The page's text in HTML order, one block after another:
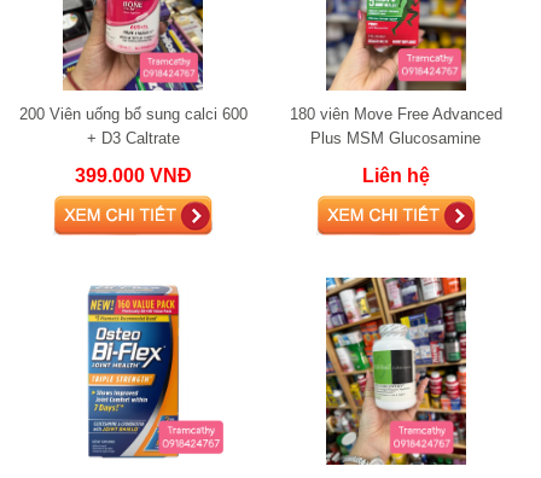
200 Viên uống bổ sung calci 600
+ D3 Caltrate
399.000 VNĐ
180 viên Move Free Advanced
Plus MSM Glucosamine
Chondroitin120 viên chính hãng
Mỹ
Liên hệ